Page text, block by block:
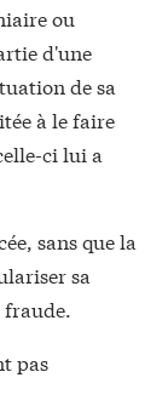
ou
d'une
de sa
à le faire
ci lui a
sans que la
sa
fraude.
pas